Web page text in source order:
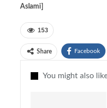
Aslami]
153
Share Facebook
You might also